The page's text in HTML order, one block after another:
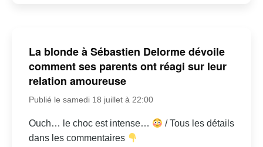
La blonde à Sébastien Delorme dévoile
comment ses parents ont réagi sur leur
relation amoureuse
Publié le samedi 18 juillet à 22:00
Ouch… le choc est intense…
/ Tous les détails
dans les commentaires